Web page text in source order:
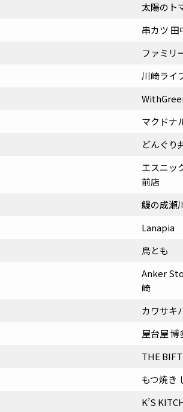
太陽のト
串カツ 田
ファミリ
川崎ライ
マクドナ
どんぐり
エスニッ
前店
鰻の成瀬
Lanapia
鳥とも
Anker
崎
カワサキ
屋台屋 博
THE
もつ焼き
K’S